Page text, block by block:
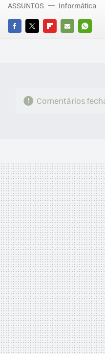
FACEBOOK
TWITTERFLIPBOARD
E-
ASSUNTOS Informática
Comentários